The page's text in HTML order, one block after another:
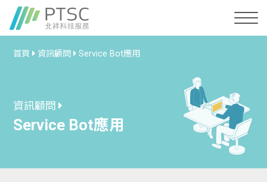
首頁 資訊顧問 Service Bot應用
資訊顧問
Service Bot應用